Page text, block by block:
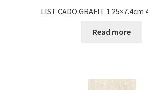
LIST CADO GRAFIT 1 25×7.4cm
Read more